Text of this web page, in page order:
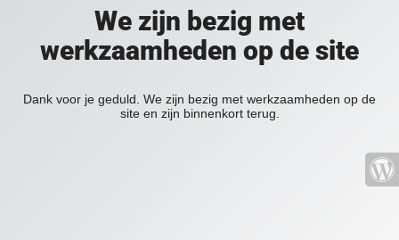
We zijn bezig met
werkzaamheden op de site
Dank voor je geduld. We zijn bezig met werkzaamheden op de
site en zijn binnenkort terug.